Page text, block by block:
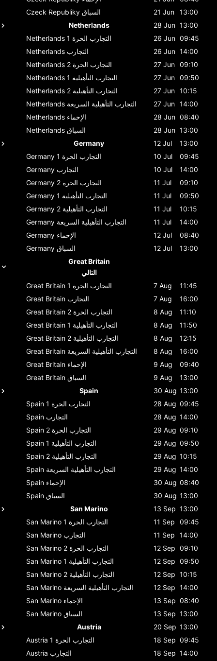
Czeck Republiky السباق 21 Jun
13:00
Netherlands
28 Jun 13:00
Netherlands
التجارب الحرة 1 26 Jun 09:45
Netherlands التجارب 26 Jun 14:00
Netherlands
التجارب الحرة 2 27 Jun 09:10
Netherlands
التجارب التأهيلية 1 27 Jun 09:50
Netherlands
التجارب التأهيلية 2 27 Jun 10:15
Netherlands التجارب التأهيلية السريعة 27 Jun 14:00
Netherlands الإحماء 28 Jun 08:40
Netherlands السباق 28 Jun 13:00
Germany
12 Jul
13:00
Germany
التجارب الحرة 1 10 Jul
09:45
Germany التجارب 10 Jul
14:00
Germany
التجارب الحرة 2 11 Jul
09:10
Germany
التجارب التأهيلية 1 11 Jul
09:50
Germany
التجارب التأهيلية 2 11 Jul
10:15
Germany التجارب التأهيلية السريعة 11 Jul
14:00
Germany الإحماء 12 Jul
08:40
Germany السباق 12 Jul
13:00
Great Britain
التالي
Great Britain
التجارب الحرة 1 7 Aug
11:45
Great Britain التجارب 7 Aug
16:00
Great Britain
التجارب الحرة 2 8 Aug
11:10
Great Britain
التجارب التأهيلية 1 8 Aug
11:50
Great Britain
التجارب التأهيلية 2 8 Aug
12:15
Great Britain التجارب التأهيلية السريعة 8 Aug
16:00
Great Britain الإحماء 9 Aug
09:40
Great Britain السباق 9 Aug
13:00
Spain
30 Aug 13:00
Spain
التجارب الحرة 1 28 Aug 09:45
Spain التجارب 28 Aug 14:00
Spain
التجارب الحرة 2 29 Aug 09:10
Spain
التجارب التأهيلية 1 29 Aug 09:50
Spain
التجارب التأهيلية 2 29 Aug 10:15
Spain التجارب التأهيلية السريعة 29 Aug 14:00
Spain الإحماء 30 Aug 08:40
Spain السباق 30 Aug 13:00
San Marino
13 Sep 13:00
San Marino
التجارب الحرة 1 11 Sep
09:45
San Marino التجارب 11 Sep
14:00
San Marino
التجارب الحرة 2 12 Sep 09:10
San Marino
التجارب التأهيلية 1 12 Sep 09:50
San Marino
التجارب التأهيلية 2 12 Sep 10:15
San Marino التجارب التأهيلية السريعة 12 Sep 14:00
San Marino الإحماء 13 Sep 08:40
San Marino السباق 13 Sep 13:00
Austria
20 Sep 13:00
Austria
التجارب الحرة 1 18 Sep 09:45
Austria التجارب 18 Sep 14:00